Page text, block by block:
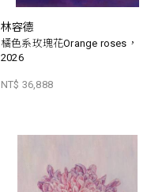
林容德
橘色系玫瑰花Orange roses，
2026
NT$ 36,888